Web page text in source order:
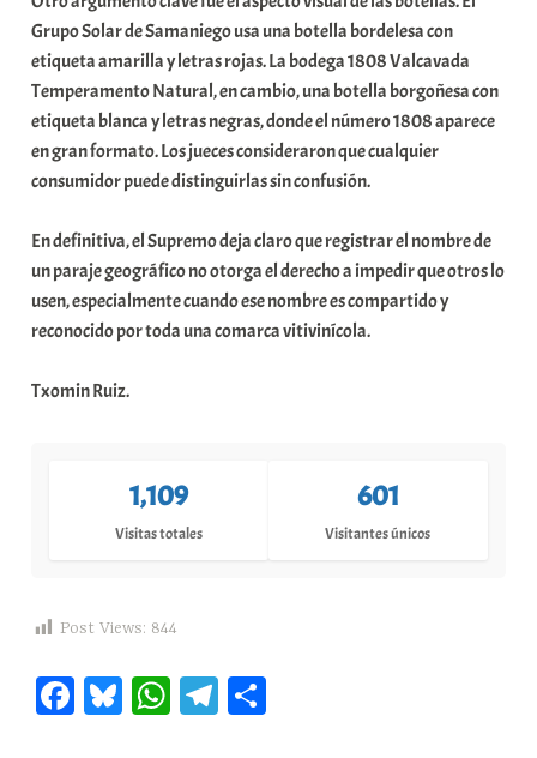
Grupo Solar de Samaniego usa una botella bordelesa con
etiqueta amarilla y letras rojas. La bodega 1808 Valcavada
Temperamento Natural, en cambio, una botella borgoñesa con
etiqueta blanca y letras negras, donde el número 1808 aparece
en gran formato. Los jueces consideraron que cualquier
consumidor puede distinguirlas sin confusión.
En definitiva, el Supremo deja claro que registrar el nombre de
un paraje geográfico no otorga el derecho a impedir que otros lo
usen, especialmente cuando ese nombre es compartido y
reconocido por toda una comarca vitivinícola.
Txomin Ruiz.
1,109
Visitas totales
601
Visitantes únicos
Post Views: 844
Fa Bl W Te